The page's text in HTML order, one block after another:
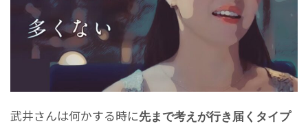
武井さんは何かする時に先まで考えが行き届くタイプ